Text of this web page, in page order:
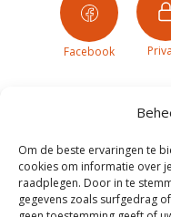
Om de beste ervaringen te
cookies om informatie over
raadplegen. Door in te
gegevens zoals surfgedrag
Facebook